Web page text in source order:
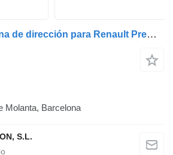
7482374677 columna de dirección para Renault Premium camión
Molanta, Barcelona
S.L.